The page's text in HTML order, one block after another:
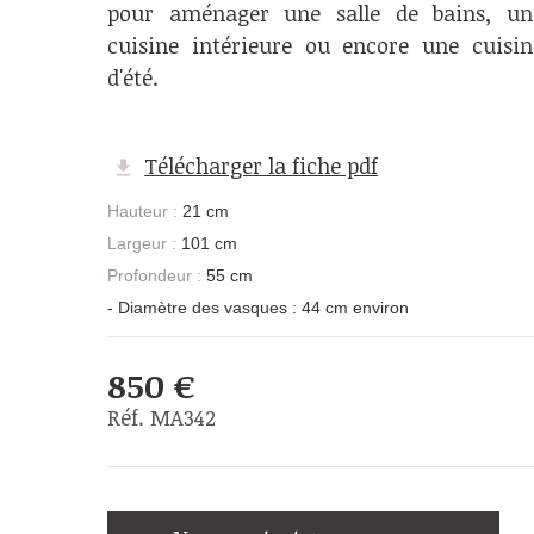
pour aménager une salle de bains,
cuisine intérieure ou encore une
d'été.
Télécharger la fiche pdf
Hauteur : 21 cm
Largeur : 101 cm
Profondeur : 55 cm
- Diamètre des vasques : 44 cm environ
850 €
Réf. MA342